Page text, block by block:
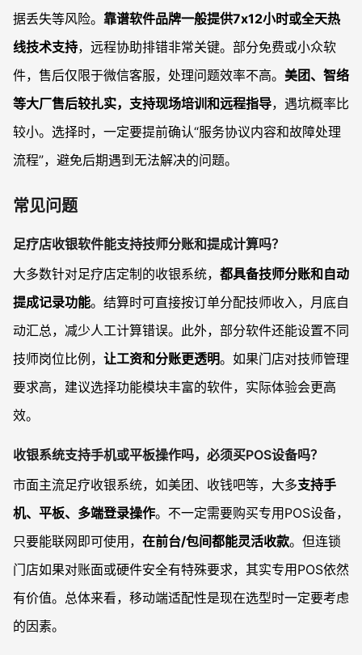
据丢失等风险。 靠谱软件品牌一般提供7x12小时或全天热
线技术支持，远程协助排错非常关键。部分免费或小众软
件，售后仅限于微信客服，处理问题效率不高。 美团、智络
等大厂售后较扎实，支持现场培训和远程指导，遇坑概率比
较小。选择时，一定要提前确认“服务协议内容和故障处理
流程”，避免后期遇到无法解决的问题。
常见问题
足疗店收银软件能支持技师分账和提成计算吗？
大多数针对足疗店定制的收银系统， 都具备技师分账和自动
提成记录功能。结算时可直接按订单分配技师收入，月底自
动汇总，减少人工计算错误。此外，部分软件还能设置不同
技师岗位比例， 让工资和分账更透明。如果门店对技师管理
要求高，建议选择功能模块丰富的软件，实际体验会更高
效。
收银系统支持手机或平板操作吗，必须买POS设备吗？
市面主流足疗收银系统，如美团、收钱吧等，大多支持手
机、平板、多端登录操作。不一定需要购买专用POS设备，
只要能联网即可使用， 在前台/包间都能灵活收款。但连锁
门店如果对账面或硬件安全有特殊要求，其实专用POS依然
有价值。总体来看，移动端适配性是现在选型时一定要考虑
的因素。